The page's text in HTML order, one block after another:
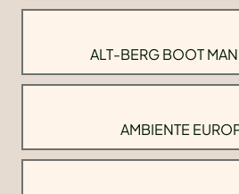
ALT-BERG BOOT
AMBIENTE